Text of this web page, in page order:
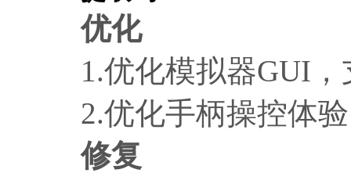
优化
1.优化模拟器GUI
2.优化手柄操控体验
修复